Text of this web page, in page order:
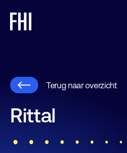
Terug naar overzicht
Rittal